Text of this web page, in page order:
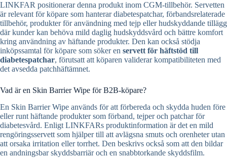
LINKFAR positionerar denna produkt inom CGM-tillbehör. Servetten
är relevant för köpare som hanterar diabetespatchar, förbandsrelaterade
tillbehör, produkter för användning med tejp eller hudskyddande tillägg
där kunder kan behöva mild daglig hudskyddsvård och bättre komfort
kring användning av häftande produkter. Den kan också stödja
inköpssamtal för köpare som söker en servett för häftstöd till
diabetespatchar, förutsatt att köparen validerar kompatibiliteten med
det avsedda patchhäftämnet.
Vad är en Skin Barrier Wipe för B2B-köpare?
En Skin Barrier Wipe används för att förbereda och skydda huden före
eller runt häftande produkter som förband, tejper och patchar för
diabetesvård. Enligt LINKFARs produktinformation är det en mild
rengöringsservett som hjälper till att avlägsna smuts och orenheter utan
att orsaka irritation eller torrhet. Den beskrivs också som att den bildar
en andningsbar skyddsbarriär och en snabbtorkande skyddsfilm.